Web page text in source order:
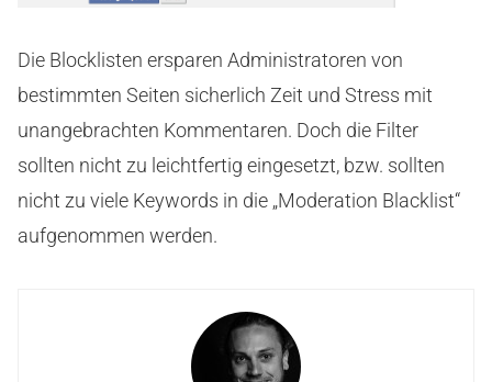
Die Blocklisten ersparen Administratoren von
bestimmten Seiten sicherlich Zeit und Stress mit
unangebrachten Kommentaren. Doch die Filter
sollten nicht zu leichtfertig eingesetzt, bzw. sollten
nicht zu viele Keywords in die „Moderation Blacklist“
aufgenommen werden.